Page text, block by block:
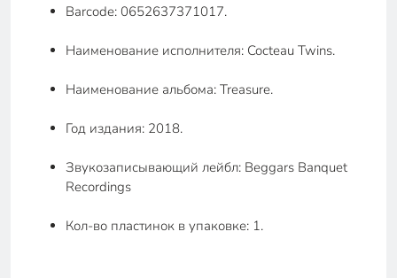
Barcode: 0652637371017.
Наименование исполнителя: Cocteau Twins.
Наименование альбома: Treasure.
Год издания: 2018.
Звукозаписывающий лейбл: Beggars Banquet
Recordings
Кол-во пластинок в упаковке: 1.